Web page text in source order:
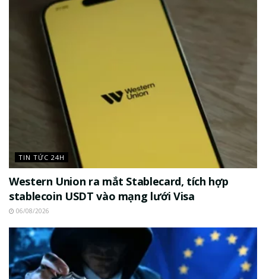
TIN TỨC 24H
Western Union ra mắt Stablecard, tích hợp
stablecoin USDT vào mạng lưới Visa
06/08/2026